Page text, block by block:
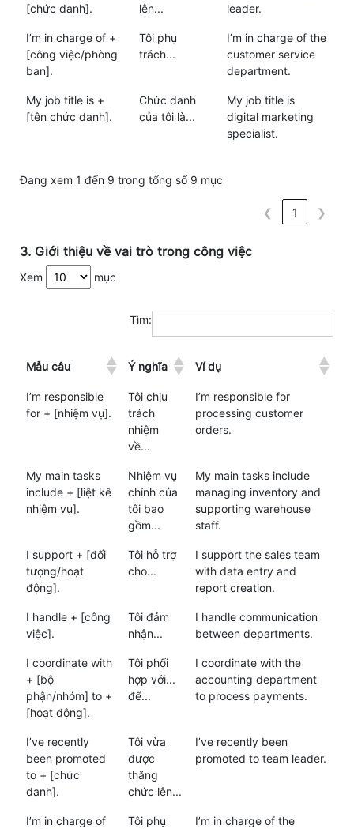
[chức danh].
lên...
leader.
I’m in charge of +
[công việc/phòng
ban].
Tôi phụ
trách...
I’m in charge of the
customer service
department.
My job title is +
[tên chức danh].
Chức danh
của tôi là...
My job title is
digital marketing
specialist.
Đang xem 1 đến 9 trong tổng số 9 mục
❮ 1 ❯
3. Giới thiệu về vai trò trong công việc
Xem mục
Tìm:
Mẫu câu Ý nghĩa Ví dụ
I’m responsible
for + [nhiệm vụ].
Tôi chịu
trách
nhiệm
về...
I’m responsible for
processing customer
orders.
My main tasks
include + [liệt kê
nhiệm vụ].
Nhiệm vụ
chính của
tôi bao
gồm...
My main tasks include
managing inventory and
supporting warehouse
staff.
I support + [đối
tượng/hoạt
động].
Tôi hỗ trợ
cho...
I support the sales team
with data entry and
report creation.
I handle + [công
việc].
Tôi đảm
nhận...
I handle communication
between departments.
I coordinate with
+ [bộ
phận/nhóm] to +
[hoạt động].
Tôi phối
hợp với...
để...
I coordinate with the
accounting department
to process payments.
I’ve recently
been promoted
to + [chức
danh].
Tôi vừa
được
thăng
chức lên...
I’ve recently been
promoted to team leader.
I’m in charge of
Tôi phụ
I’m in charge of the